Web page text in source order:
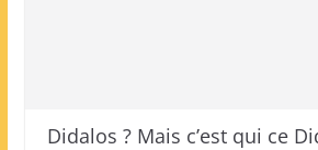
Didalos ? Mais c’est qui ce